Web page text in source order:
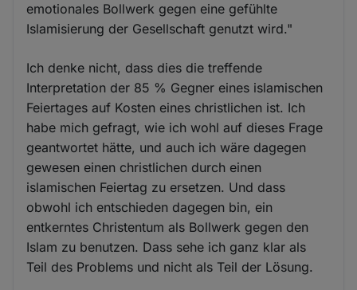
emotionales Bollwerk gegen eine gefühlte
Islamisierung der Gesellschaft genutzt wird."
Ich denke nicht, dass dies die treffende
Interpretation der 85 % Gegner eines islamischen
Feiertages auf Kosten eines christlichen ist. Ich
habe mich gefragt, wie ich wohl auf dieses Frage
geantwortet hätte, und auch ich wäre dagegen
gewesen einen christlichen durch einen
islamischen Feiertag zu ersetzen. Und dass
obwohl ich entschieden dagegen bin, ein
entkerntes Christentum als Bollwerk gegen den
Islam zu benutzen. Dass sehe ich ganz klar als
Teil des Problems und nicht als Teil der Lösung.